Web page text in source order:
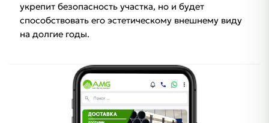
укрепит безопасность участка, но и будет
способствовать его эстетическому внешнему виду
на долгие годы.